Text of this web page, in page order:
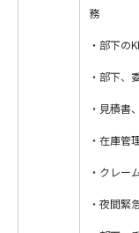
務
・部下の
・部下、
・見積書
・在庫管
・クレー
・夜間緊